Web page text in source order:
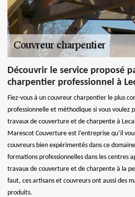
Découvrir le service proposé
charpentier professionnel à
Fiez-vous à un couvreur charpentier le plus
professionnelle et méthodique si vous voulez
travaux de couverture et de charpente à
Marescot Couverture est l’entreprise qu’il
couvreurs bien expérimentés dans ce
formations professionnelles dans les centres
travaux de couverture et de charpente à la
faut, ces artisans et couvreurs ont aussi des
produits.